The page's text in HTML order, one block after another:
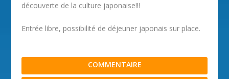
découverte de la culture japonaise!!!
Entrée libre, possibilité de déjeuner japonais sur place.
COMMENTAIRE